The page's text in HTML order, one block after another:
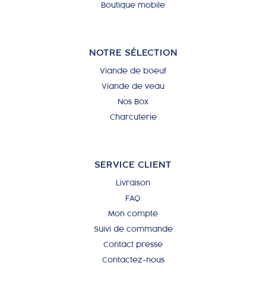
Boutique mobile
NOTRE SÉLECTION
Viande de boeuf
Viande de veau
Nos Box
Charcuterie
SERVICE CLIENT
Livraison
FAQ
Mon compte
Suivi de commande
Contact presse
Contactez-nous